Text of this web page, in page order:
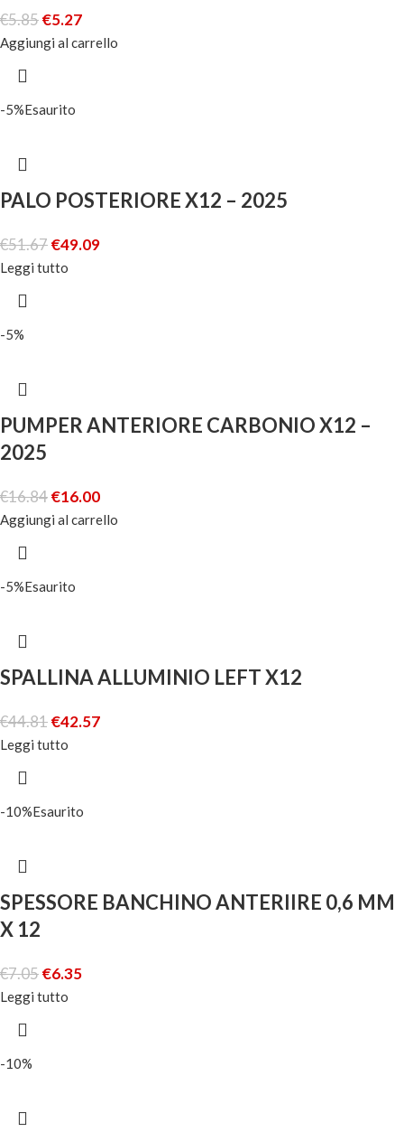
€5.85€5.27
Aggiungi al carrello
-5%Esaurito
PALO POSTERIORE X12 – 2025
€51.67€49.09
Leggi tutto
-5%
PUMPER ANTERIORE CARBONIO X12 –
2025
€16.84€16.00
Aggiungi al carrello
-5%Esaurito
SPALLINA ALLUMINIO LEFT X12
€44.81€42.57
Leggi tutto
-10%Esaurito
SPESSORE BANCHINO ANTERIIRE 0,6 MM
X 12
€7.05€6.35
Leggi tutto
-10%